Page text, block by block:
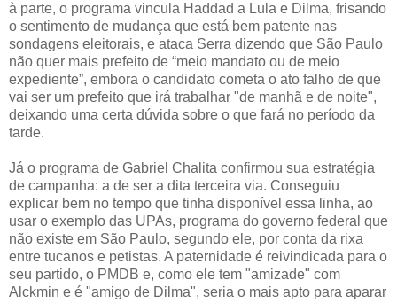
à parte, o programa vincula Haddad a Lula e Dilma, frisando
o sentimento de mudança que está bem patente nas
sondagens eleitorais, e ataca Serra dizendo que São Paulo
não quer mais prefeito de “meio mandato ou de meio
expediente”, embora o candidato cometa o ato falho de que
vai ser um prefeito que irá trabalhar "de manhã e de noite",
deixando uma certa dúvida sobre o que fará no período da
tarde.
Já o programa de Gabriel Chalita confirmou sua estratégia
de campanha: a de ser a dita terceira via. Conseguiu
explicar bem no tempo que tinha disponível essa linha, ao
usar o exemplo das UPAs, programa do governo federal que
não existe em São Paulo, segundo ele, por conta da rixa
entre tucanos e petistas. A paternidade é reivindicada para o
seu partido, o PMDB e, como ele tem "amizade" com
Alckmin e é "amigo de Dilma", seria o mais apto para aparar